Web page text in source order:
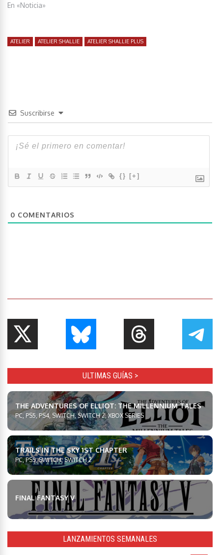
En «Noticia»
ATELIER ATELIER SHALLIE ATELIER SHALLIE PLUS
Suscribirse
{} [+]
0 COMENTARIOS
ULTIMAS GUÍAS >
THE ADVENTURES OF ELLIOT: THE MILLENNIUM TALES
PC, PS5, PS4, SWITCH, SWITCH 2, XBOX SERIES
TRAILS IN THE SKY 1ST CHAPTER
PC, PS5, SWITCH, SWITCH 2
FINAL FANTASY V
LANZAMIENTOS SEMANALES